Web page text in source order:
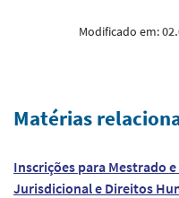
Modificado em:
Matérias
Inscrições para Mestrado
Jurisdicional e Direitos